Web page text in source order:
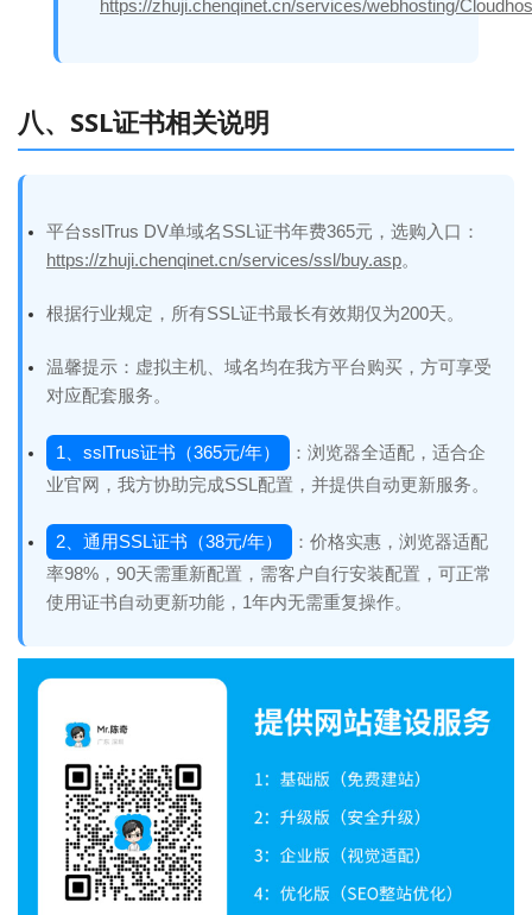
https://zhuji.chenqinet.cn/services/webhosting/
八、SSL证书相关说明
平台sslTrus DV单域名SSL证书年费365元，选购入口：
https://zhuji.chenqinet.cn/services/ssl/buy.asp。
根据行业规定，所有SSL证书最长有效期仅为200天。
温馨提示：虚拟主机、域名均在我方平台购买，方可享受
对应配套服务。
1、sslTrus证书（365元/年）
：浏览器全适配，适合企
业官网，我方协助完成SSL配置，并提供自动更新服务。
2、通用SSL证书（38元/年）
：价格实惠，浏览器适配
率98%，90天需重新配置，需客户自行安装配置，可正常
使用证书自动更新功能，1年内无需重复操作。